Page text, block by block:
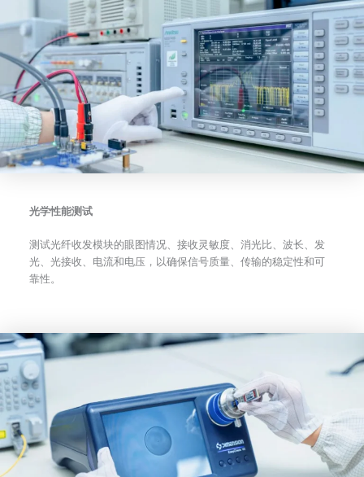
光学性能测试
测试光纤收发模块的眼图情况、接收灵敏度、消光比、波长、发
光、光接收、电流和电压，以确保信号质量、传输的稳定性和可
靠性。